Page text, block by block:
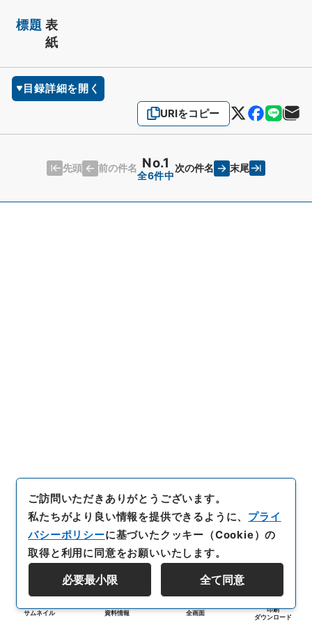
標題 表
紙
目録詳細を開く
URIをコピー
先頭 前の件名 No.1
全6件中
次の件名 末尾
サムネイル 資料情報 全画面
印刷
ダウンロード
ご訪問いただきありがとうございます。
私たちがより良い情報を提供できるように、 プライ
バシーポリシーに基づいたクッキー（Cookie）の
取得と利用に同意をお願いいたします。
必要最小限 全て同意